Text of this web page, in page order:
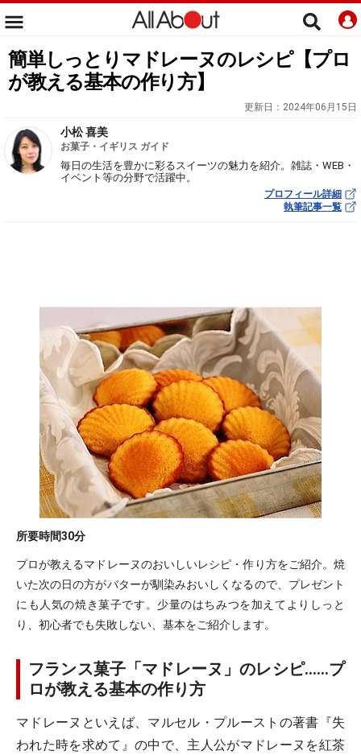
簡単しっとりマドレーヌのレシピ【プロ
が教える基本の作り方】
更新日： 2024年06月15日
小松 喜美
お菓子・イギリス ガイド
毎日の生活を豊かに彩るスイーツの魅力を紹介。雑誌・WEB・
イベント等の分野で活躍中。
プロフィール詳細
執筆記事一覧
所要時間30分
プロが教えるマドレーヌのおいしいレシピ・作り方をご紹介。焼
いた次の日の方がバターが馴染みおいしくなるので、プレゼント
にも人気の焼き菓子です。少量のはちみつを加えてよりしっと
り、初心者でも失敗しない、基本をご紹介します。
フランス菓子「マドレーヌ」のレシピ……プ
ロが教える基本の作り方
マドレーヌといえば、マルセル・プルーストの著書『失
われた時を求めて』の中で、主人公がマドレーヌを紅茶